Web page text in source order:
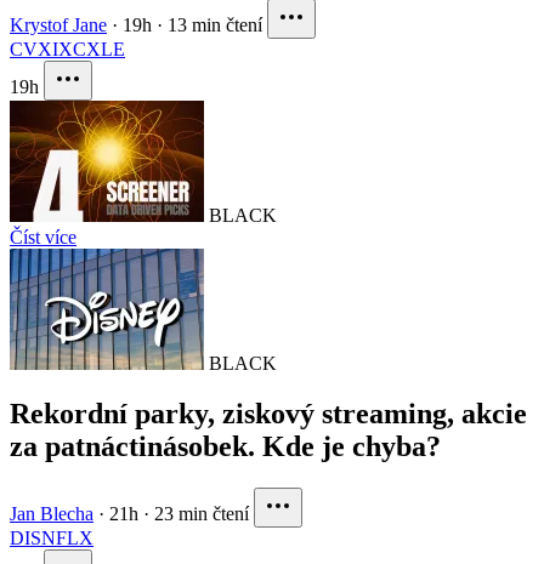
Krystof Jane · 19h · 13 min čtení
CVXIXCXLE
19h
BLACK
Číst více
BLACK
Rekordní parky, ziskový streaming, akcie
za patnáctinásobek. Kde je chyba?
Jan Blecha · 21h · 23 min čtení
DISNFLX